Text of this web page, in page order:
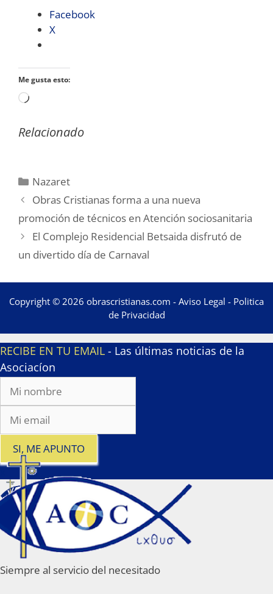
Facebook
X
Me gusta esto:
Cargando...
Relacionado
Categorías
Nazaret
Obras Cristianas forma a una nueva
promoción de técnicos en Atención sociosanitaria
El Complejo Residencial Betsaida disfrutó de
un divertido día de Carnaval
Copyright © 2026 obrascristianas.com - Aviso Legal - Politica
de Privacidad
RECIBE EN TU EMAIL - Las últimas noticias de la
Asociacíon
SI, ME APUNTO
Siempre al servicio del necesitado